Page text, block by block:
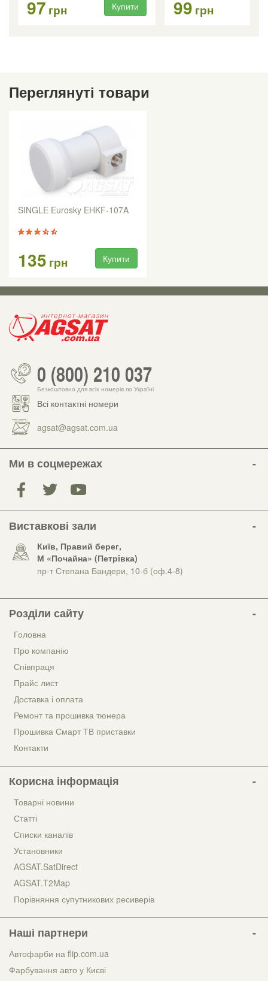
97 грн Купити 99 грн
Переглянуті товари
SINGLE Eurosky EHKF-107A
135 грн Купити
0 (800) 210 037
Безкоштовно для всіх номерів по Україні
Всі контактні номери
agsat@agsat.com.ua
Ми в соцмережах
Виставкові зали
Київ, Правий берег,
М «Почайна» (Петрiвка)
пр-т Степана Бандери, 10-б (оф.4-8)
Розділи сайту
Головна
Про компанію
Співпраця
Прайс лист
Доставка і оплата
Ремонт та прошивка тюнера
Прошивка Смарт ТВ приставки
Контакти
Корисна інформація
Товарні новини
Статті
Списки каналів
Установники
AGSAT.SatDirect
AGSAT.T2Map
Порівняння супутникових ресиверів
Наші партнери
Автофарби на flip.com.ua
Фарбування авто у Києві